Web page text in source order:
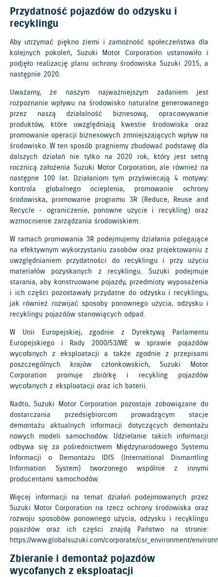
Przydatność pojazdów do odzysku i
recyklingu
Aby utrzymać piękno ziemi i zamożność społeczeństwa dla
kolejnych pokoleń, Suzuki Motor Corporation ustanowiło i
podjęło realizację planu ochrony środowiska Suzuki 2015, a
następnie 2020.
Uważamy, że naszym najważniejszym zadaniem jest
rozpoznanie wpływu na środowisko naturalne generowanego
przez naszą działalność biznesową, opracowywanie
produktów, które uwzględniają kwestie środowiska oraz
promowanie operacji biznesowych zmniejszających wpływ na
środowisko. W ten sposób pragniemy zbudować podstawę dla
dalszych działań nie tylko na 2020 rok, który jest setną
rocznicą założenia Suzuki Motor Corporation, ale również na
następne 100 lat. Działaniom tym przyświecają 4 motywy:
kontrola globalnego ocieplenia, promowanie ochrony
środowiska, promowanie programu 3R (Reduce, Reuse and
Recycle - ograniczenie, ponowne użycie i recykling) oraz
wzmocnienie zarządzania środowiskiem.
W ramach promowania 3R podejmujemy działania polegające
na efektywnym wykorzystaniu zasobów oraz projektowaniu z
uwzględnianiem przydatności do recyklingu i przy użyciu
materiałów pozyskanych z recyklingu. Suzuki podejmuje
starania, aby konstruowane pojazdy, przedmioty wyposażenia
i ich części pozostawały przydatne do odzysku i recyklingu,
jak również rozwijać sposoby ponownego użycia, odzysku i
recyklingu pojazdów stanowiących odpad.
W Unii Europejskiej, zgodnie z Dyrektywą Parlamentu
Europejskiego i Rady 2000/53/WE w sprawie pojazdów
wycofanych z eksploatacji a także zgodnie z przepisami
poszczególnych krajów członkowskich, Suzuki Motor
Corporation promuje zbiórkę i recykling pojazdów
wycofanych z eksploatacji oraz ich baterii.
Nadto, Suzuki Motor Corporation pozostaje zobowiązane do
dostarczania przedsiębiorcom prowadzącym stacje
demontażu aktualnych informacji dotyczących demontażu
nowych modeli samochodów. Udzielanie takich informacji
odbywa się za pośrednictwem Międzynarodowego Systemu
Informacji o Demontażu IDIS (International Dismantling
Information System) tworzonego wspólnie z innymi
producentami samochodów.
Więcej informacji na temat działań podejmowanych przez
Suzuki Motor Corporation na rzecz ochrony środowiska oraz
rozwoju sposobów ponownego użycia, odzysku i recyklingu
pojazdów oraz ich części znajdą Państwo na stronie:
https://www.globalsuzuki.com/corporate/csr_environment/
Zbieranie i demontaż pojazdów
wycofanych z eksploatacji